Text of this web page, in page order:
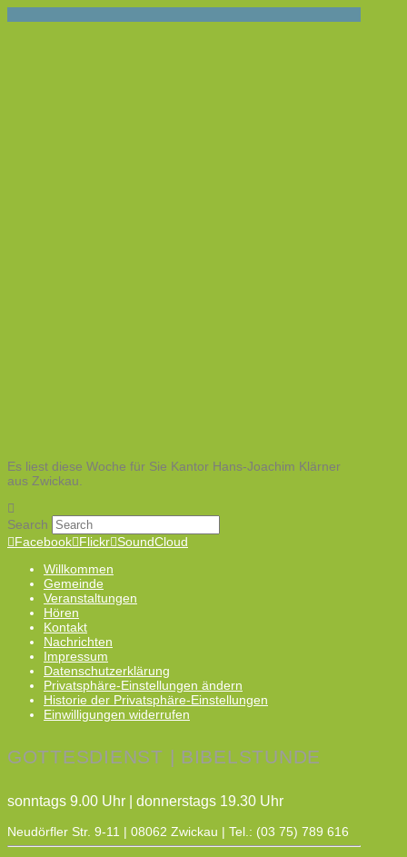
Es liest diese Woche für Sie Kantor Hans-Joachim Klärner
aus Zwickau.
Search
Facebook Flickr SoundCloud
Willkommen
Gemeinde
Veranstaltungen
Hören
Kontakt
Nachrichten
Impressum
Datenschutzerklärung
Privatsphäre-Einstellungen ändern
Historie der Privatsphäre-Einstellungen
Einwilligungen widerrufen
GOTTESDIENST | BIBELSTUNDE
sonntags 9.00 Uhr | donnerstags 19.30 Uhr
Neudörfler Str. 9-11 | 08062 Zwickau | Tel.: (03 75) 789 616